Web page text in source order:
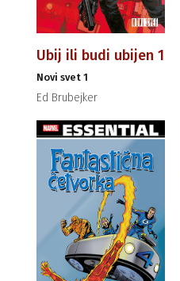
Ubij ili budi ubijen 1
Novi svet 1
Ed Brubejker